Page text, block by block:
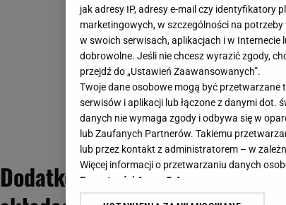
Dodatkowe 348 zł do
jak adresy IP, adresy e-mail czy identyfikatory
marketingowych, w szczególności na
w swoich serwisach, aplikacjach i w
dobrowolne. Jeśli nie chcesz wyrazić zgody,
przejdź do „Ustawień Zaawansowanych”.
Twoje dane osobowe mogą być
serwisów i aplikacji lub łączone z danymi dot.
danych nie wymaga zgody i odbywa się w
lub Zaufanych Partnerów. Takiemu
lub przez kontakt z administratorem – w
Więcej informacji o przetwarzaniu danych
Prywatności Agora S.A.